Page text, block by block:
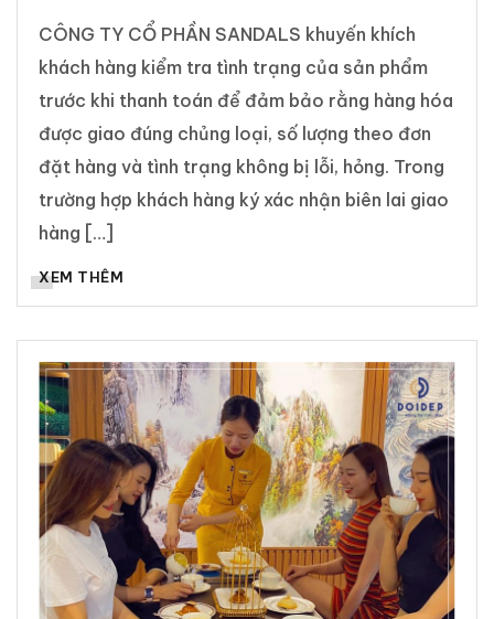
CÔNG TY CỔ PHẦN SANDALS khuyến khích
khách hàng kiểm tra tình trạng của sản phẩm
trước khi thanh toán để đảm bảo rằng hàng hóa
được giao đúng chủng loại, số lượng theo đơn
đặt hàng và tình trạng không bị lỗi, hỏng. Trong
trường hợp khách hàng ký xác nhận biên lai giao
hàng […]
XEM THÊM